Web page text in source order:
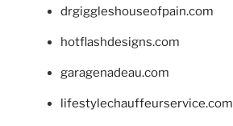
drgiggleshouseofpain.com
hotflashdesigns.com
garagenadeau.com
lifestylechauffeurservice.com